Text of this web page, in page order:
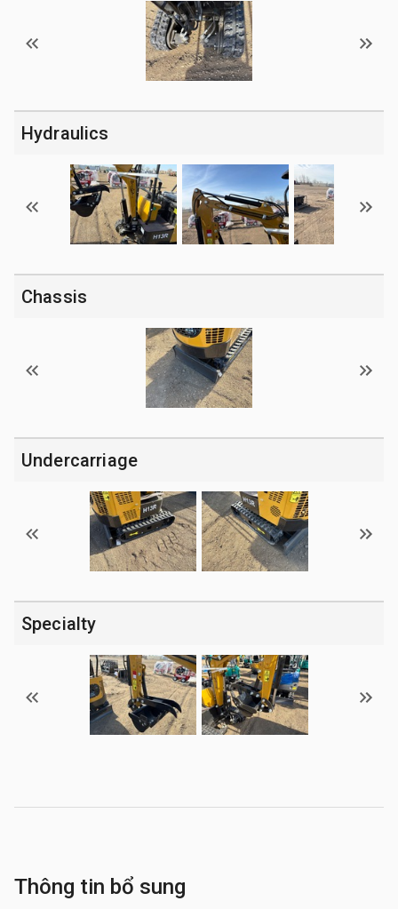
Hydraulics
Chassis
Undercarriage
Specialty
Thông tin bổ sung